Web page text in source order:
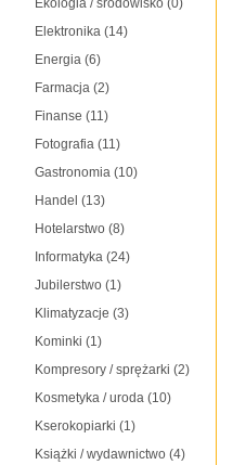
Ekologia / środowisko (0)
Elektronika (14)
Energia (6)
Farmacja (2)
Finanse (11)
Fotografia (11)
Gastronomia (10)
Handel (13)
Hotelarstwo (8)
Informatyka (24)
Jubilerstwo (1)
Klimatyzacje (3)
Kominki (1)
Kompresory / sprężarki (2)
Kosmetyka / uroda (10)
Kserokopiarki (1)
Książki / wydawnictwo (4)